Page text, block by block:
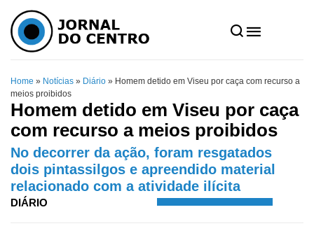
Home » Notícias » Diário » Homem detido em Viseu por caça com recurso a
meios proibidos
Homem detido em Viseu por caça
com recurso a meios proibidos
No decorrer da ação, foram resgatados
dois pintassilgos e apreendido material
relacionado com a atividade ilícita
DIÁRIO